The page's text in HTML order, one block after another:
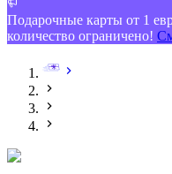
Подарочные карты от 1
количество ограничено!